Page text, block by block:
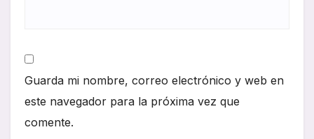
Guarda mi nombre, correo electrónico y web en
este navegador para la próxima vez que
comente.